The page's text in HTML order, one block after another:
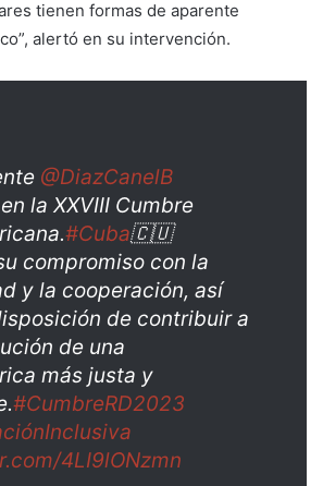
tienen formas de aparente
alertó en su intervención.
@DiazCanelB
la XXVIII Cumbre
#Cuba🇨🇺
compromiso con la
y la cooperación, así
de contribuir a
de una
más justa y
#CumbreRD2023
4LI9lONzmn